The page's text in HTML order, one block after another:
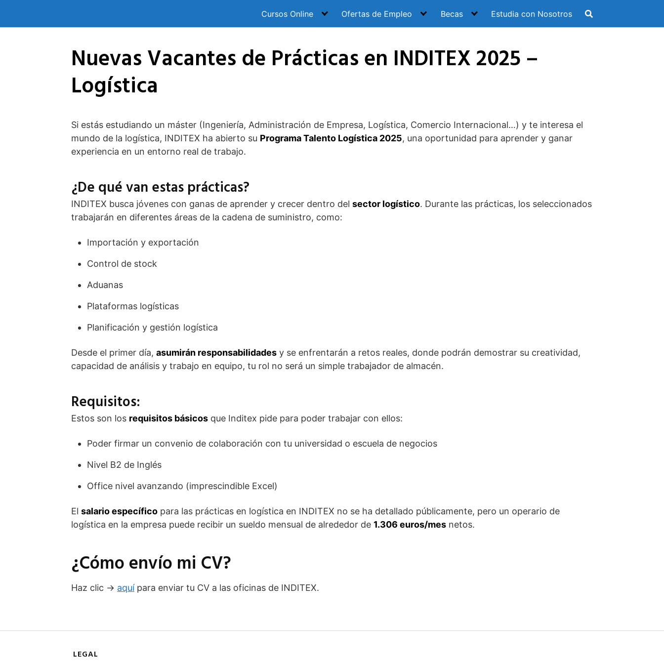
contenido
Cursos Online Ofertas de Empleo Becas Estudia con Nosotros
Nuevas Vacantes de Prácticas en INDITEX 2025 –
Logística
Si estás estudiando un máster (Ingeniería, Administración de Empresa, Logística, Comercio Internacional…) y te interesa el
mundo de la logística, INDITEX ha abierto su Programa Talento Logística 2025, una oportunidad para aprender y ganar
experiencia en un entorno real de trabajo.
¿De qué van estas prácticas?
INDITEX busca jóvenes con ganas de aprender y crecer dentro del sector logístico. Durante las prácticas, los seleccionados
trabajarán en diferentes áreas de la cadena de suministro, como:
Importación y exportación
Control de stock
Aduanas
Plataformas logísticas
Planificación y gestión logística
Desde el primer día, asumirán responsabilidades y se enfrentarán a retos reales, donde podrán demostrar su creatividad,
capacidad de análisis y trabajo en equipo, tu rol no será un simple trabajador de almacén.
Requisitos:
Estos son los requisitos básicos que Inditex pide para poder trabajar con ellos:
Poder firmar un convenio de colaboración con tu universidad o escuela de negocios
Nivel B2 de Inglés
Office nivel avanzando (imprescindible Excel)
El salario específico para las prácticas en logística en INDITEX no se ha detallado públicamente, pero un operario de
logística en la empresa puede recibir un sueldo mensual de alrededor de 1.306 euros/mes netos.
¿Cómo envío mi CV?
Haz clic → aquípara enviar tu CV a las oficinas de INDITEX.
LEGAL